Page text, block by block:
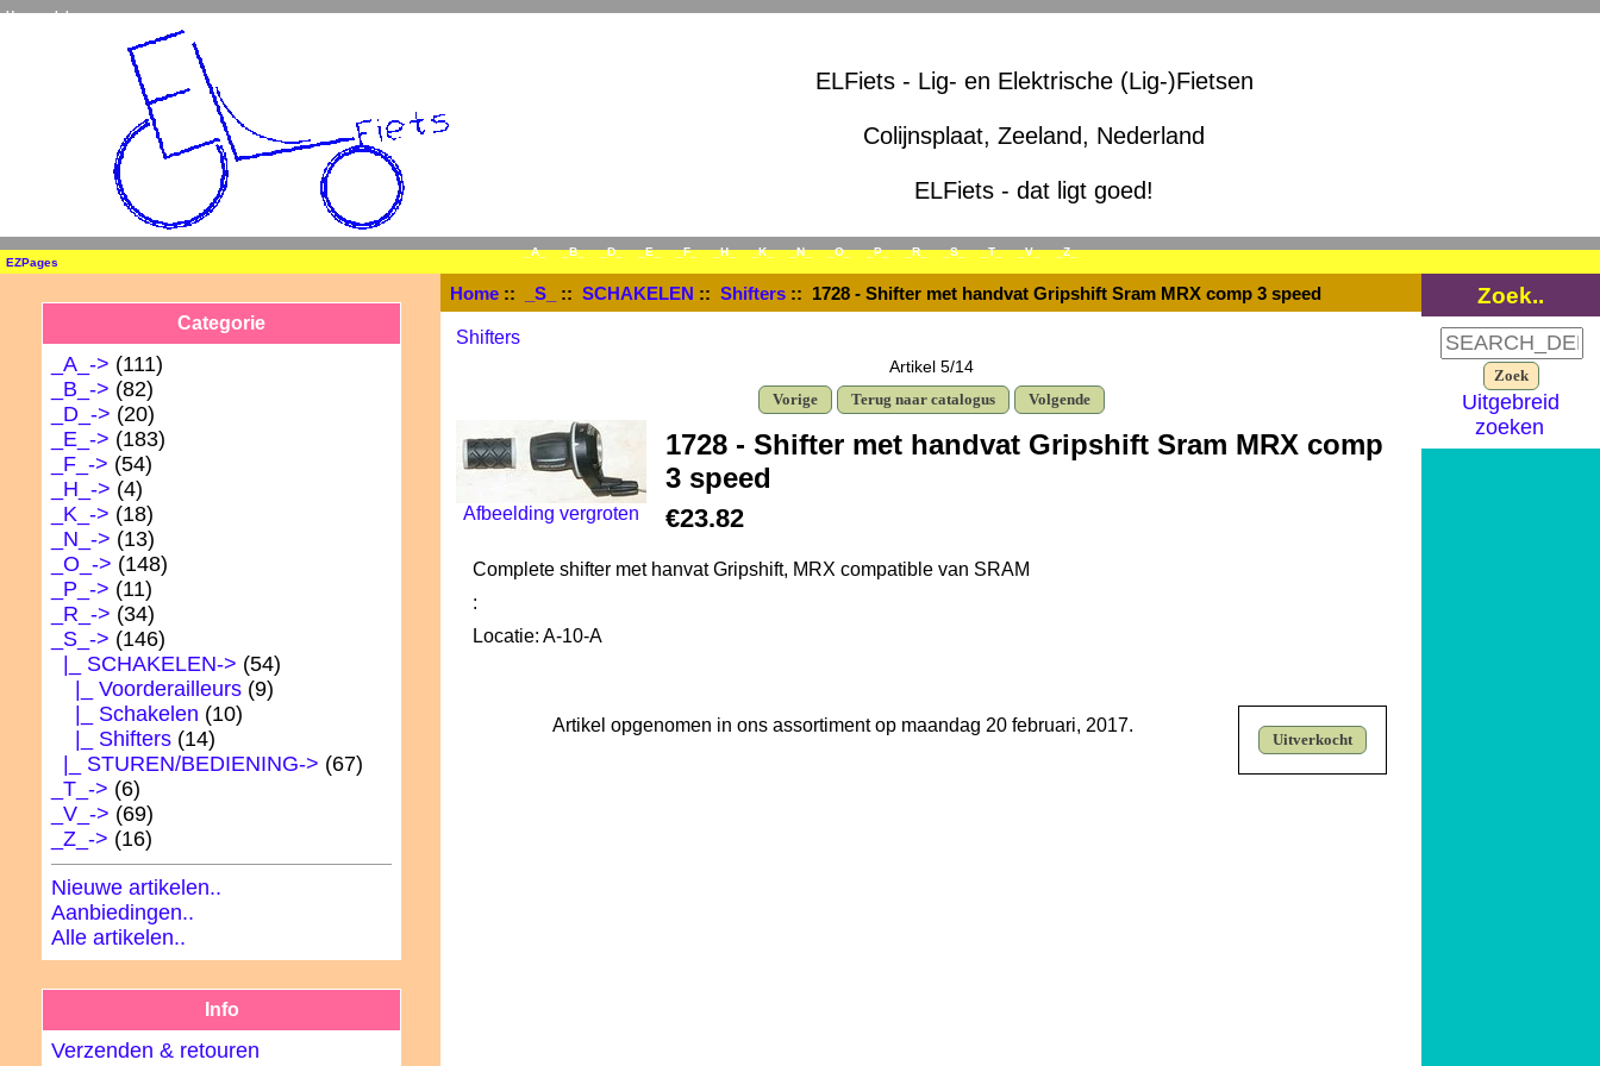
Home Inloggen
ELFiets - Lig- en Elektrische (Lig-)Fietsen
Colijnsplaat, Zeeland, Nederland
ELFiets - dat ligt goed!
_A_ _B_ _D_ _E_ _F_ _H_ _K_ _N_ _O_ _P_ _R_ _S_ _T_ _V_ _Z_
EZPages
Categorie
_A_-> (111)
_B_-> (82)
_D_-> (20)
_E_-> (183)
_F_-> (54)
_H_-> (4)
_K_-> (18)
_N_-> (13)
_O_-> (148)
_P_-> (11)
_R_-> (34)
_S_-> (146)
|_ SCHAKELEN-> (54)
|_ Voorderailleurs (9)
|_ Schakelen (10)
|_ Shifters (14)
|_ STUREN/BEDIENING-> (67)
_T_-> (6)
_V_-> (69)
_Z_-> (16)
Nieuwe artikelen..
Aanbiedingen..
Alle artikelen..
Info
Verzenden & retouren
Home:: _S_ :: SCHAKELEN :: Shifters:: 1728 - Shifter met handvat Gripshift Sram MRX comp 3 speed
Shifters
Artikel 5/14
Vorige Terug naar catalogus Volgende
Afbeelding vergroten
1728 - Shifter met handvat Gripshift Sram MRX comp
3 speed
€23.82
Complete shifter met hanvat Gripshift, MRX compatible van SRAM
:
Locatie: A-10-A
Uitverkocht
Artikel opgenomen in ons assortiment op maandag 20 februari, 2017.
Zoek..
Uitgebreid
zoeken